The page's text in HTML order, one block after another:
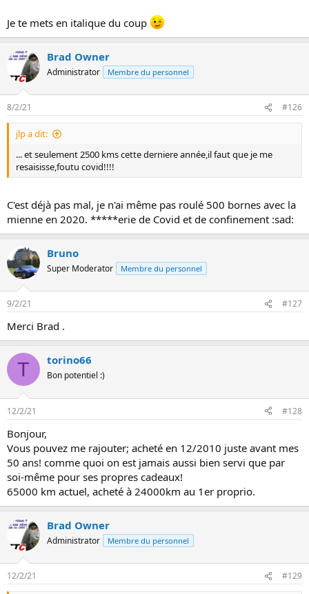
Je te mets en italique du coup
Brad Owner
Administrator Membre du personnel
8/2/21 #126
jlp a dit:
... et seulement 2500 kms cette derniere année,il faut que je me
resaisisse,foutu covid!!!!
C'est déjà pas mal, je n'ai même pas roulé 500 bornes avec la
mienne en 2020. *****erie de Covid et de confinement :sad:
Bruno
Super Moderator Membre du personnel
9/2/21 #127
Merci Brad .
T torino66
Bon potentiel :)
12/2/21 #128
Bonjour,
Vous pouvez me rajouter; acheté en 12/2010 juste avant mes
50 ans! comme quoi on est jamais aussi bien servi que par
soi-même pour ses propres cadeaux!
65000 km actuel, acheté à 24000km au 1er proprio.
Brad Owner
Administrator Membre du personnel
12/2/21 #129